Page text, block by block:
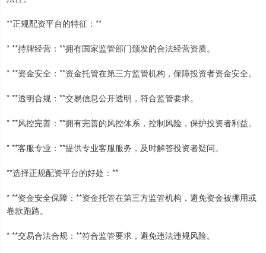
**正规配资平台的特征：**
* **持牌经营：**拥有国家监管部门颁发的合法经营资质。
* **资金安全：**资金托管在第三方监管机构，保障投资者资金安全。
* **透明合规：**交易信息公开透明，符合监管要求。
* **风控完善：**拥有完善的风控体系，控制风险，保护投资者利益。
* **客服专业：**提供专业客服服务，及时解答投资者疑问。
**选择正规配资平台的好处：**
* **资金安全保障：**资金托管在第三方监管机构，避免资金被挪用或
卷款跑路。
* **交易合法合规：**符合监管要求，避免违法违规风险。